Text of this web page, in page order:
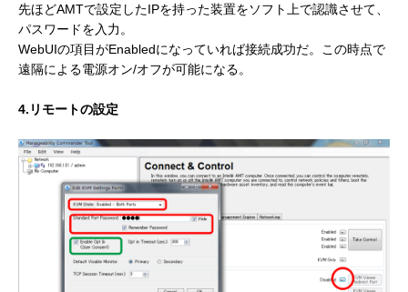
先ほどAMTで設定したIPを持った装置をソフト上で認識させて、
パスワードを入力。
WebUIの項目がEnabledになっていれば接続成功だ。この時点で
遠隔による電源オン/オフが可能になる。
4.リモートの設定